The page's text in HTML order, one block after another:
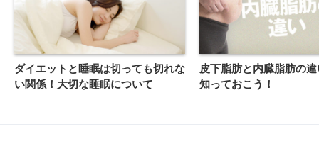
ダイエットと睡眠は切っても切れな
い関係！大切な睡眠について
皮下脂肪と内臓脂肪の
知っておこう！